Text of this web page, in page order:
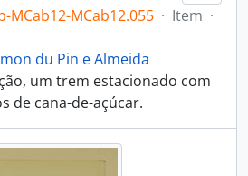
MCab12-MCab12.055 · Item ·
du Pin e Almeida
um trem estacionado com
de cana-de-açúcar.